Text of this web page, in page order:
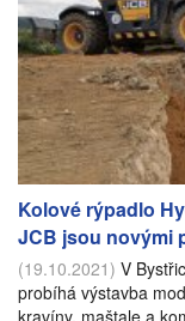
Kolové rýpadlo
JCB jsou novými
(19.10.2021) V
probíhá výstavba
kravíny, maštale a